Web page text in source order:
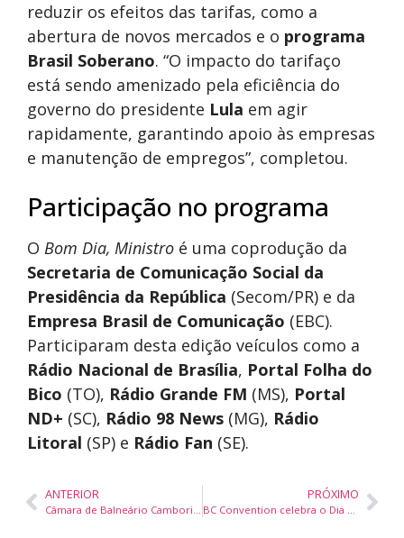
reduzir os efeitos das tarifas, como a
abertura de novos mercados e o programa
Brasil Soberano. “O impacto do tarifaço
está sendo amenizado pela eficiência do
governo do presidente Lula em agir
rapidamente, garantindo apoio às empresas
e manutenção de empregos”, completou.
Participação no programa
O Bom Dia, Ministro é uma coprodução da
Secretaria de Comunicação Social da
Presidência da República (Secom/PR) e da
Empresa Brasil de Comunicação (EBC).
Participaram desta edição veículos como a
Rádio Nacional de Brasília, Portal Folha do
Bico (TO), Rádio Grande FM (MS), Portal
ND+ (SC), Rádio 98 News (MG), Rádio
Litoral (SP) e Rádio Fan (SE).
ANTERIOR
Câmara de Balneário Camboriú aprova projeto sobre divulgação da Entrega Legal em unidades de saúde
PRÓXIMO
BC Convention celebra o Dia da Secretária com homenagens e ação de valorização em Florianópolis